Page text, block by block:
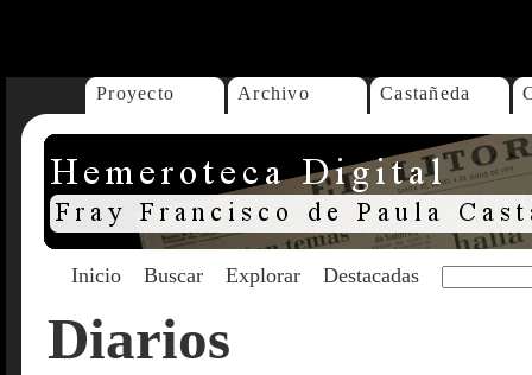
Proyecto Archivo Castañeda
Inicio Buscar Explorar Destacadas
Diarios